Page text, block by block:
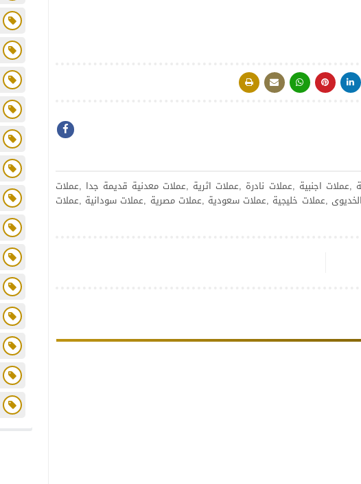
اجنبية ,عملات نادرة ,عملات اثرية ,عملات معدنية قديمة جدا ,عملات
,عملات خليجية ,عملات سعودية ,عملات مصرية ,عملات سودانية ,عملات